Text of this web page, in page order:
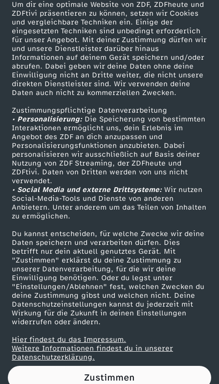
Um dir eine optimale Website von ZDF, ZDFheute und
ZDFtivi präsentieren zu können, setzen wir Cookies
und vergleichbare Techniken ein. Einige der
eingesetzten Techniken sind unbedingt erforderlich
für unser Angebot. Mit deiner Zustimmung dürfen wir
und unsere Dienstleister darüber hinaus
Informationen auf deinem Gerät speichern und/oder
abrufen. Dabei geben wir deine Daten ohne deine
Einwilligung nicht an Dritte weiter, die nicht unsere
direkten Dienstleister sind. Wir verwenden deine
Daten auch nicht zu kommerziellen Zwecken.
Zustimmungspflichtige Datenverarbeitung
• Personalisierung:Die Speicherung von bestimmten
Interaktionen ermöglicht uns, dein Erlebnis im
Angebot des ZDF an dich anzupassen und
Personalisierungsfunktionen anzubieten. Dabei
personalisieren wir ausschließlich auf Basis deiner
Nutzung von ZDF Streaming, der ZDFheute und
ZDFtivi. Daten von Dritten werden von uns nicht
verwendet.
• Social Media und externe Drittsysteme:Wir nutzen
Social-Media-Tools und Dienste von anderen
Anbietern. Unter anderem um das Teilen von Inhalten
zu ermöglichen.
Du kannst entscheiden, für welche Zwecke wir deine
Daten speichern und verarbeiten dürfen. Dies
betrifft nur dein aktuell genutztes Gerät. Mit
"Zustimmen" erklärst du deine Zustimmung zu
unserer Datenverarbeitung, für die wir deine
Einwilligung benötigen. Oder du legst unter
"Einstellungen/Ablehnen" fest, welchen Zwecken du
deine Zustimmung gibst und welchen nicht. Deine
Datenschutzeinstellungen kannst du jederzeit mit
Wirkung für die Zukunft in deinen Einstellungen
widerrufen oder ändern.
Hier findest du das Impressum.
Weitere Informationen findest du in unserer
Datenschutzerklärung.
Zustimmen
e
u
t
s
c
h
l
a
n
d
-
2
0
2
2
-
Mehr ZDF
ZDF-Apps
Smart TV
ZDFtext
Livestreams
Sendungen A-Z
TV-Programm
Service
ZDFmitreden
Kontakt zum ZDF
Tickets
Zuschauerservice
Hilfe
ZDF Unternehmen
Karriere
ZDF goes Schule
Werbefernsehen
Mainzelmännchen
Partner